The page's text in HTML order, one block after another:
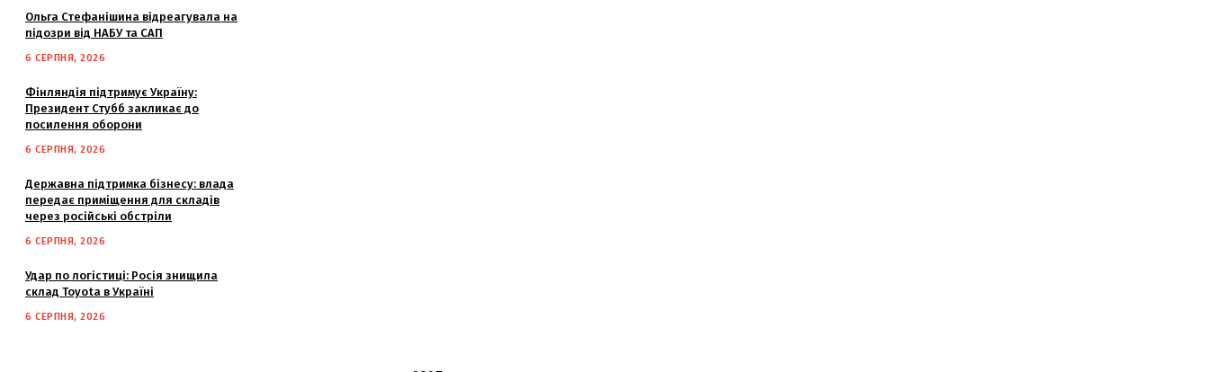
Ольга Стефанішина відреагувала на
підозри від НАБУ та САП
6 СЕРПНЯ, 2026
Фінляндія підтримує Україну:
Президент Стубб закликає до
посилення оборони
6 СЕРПНЯ, 2026
Державна підтримка бізнесу: влада
передає приміщення для складів
через російські обстріли
6 СЕРПНЯ, 2026
Удар по логістиці: Росія знищила
склад Toyota в Україні
6 СЕРПНЯ, 2026